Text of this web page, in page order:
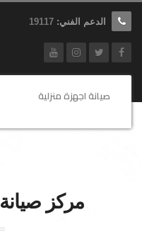
الدعم الفني: 19117
صيانة اجهزة منزلية
مركز صيانة